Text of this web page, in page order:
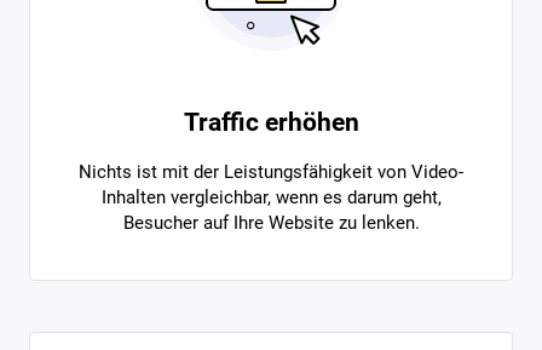
Traffic erhöhen
Nichts ist mit der Leistungsfähigkeit von Video-
Inhalten vergleichbar, wenn es darum geht,
Besucher auf Ihre Website zu lenken.